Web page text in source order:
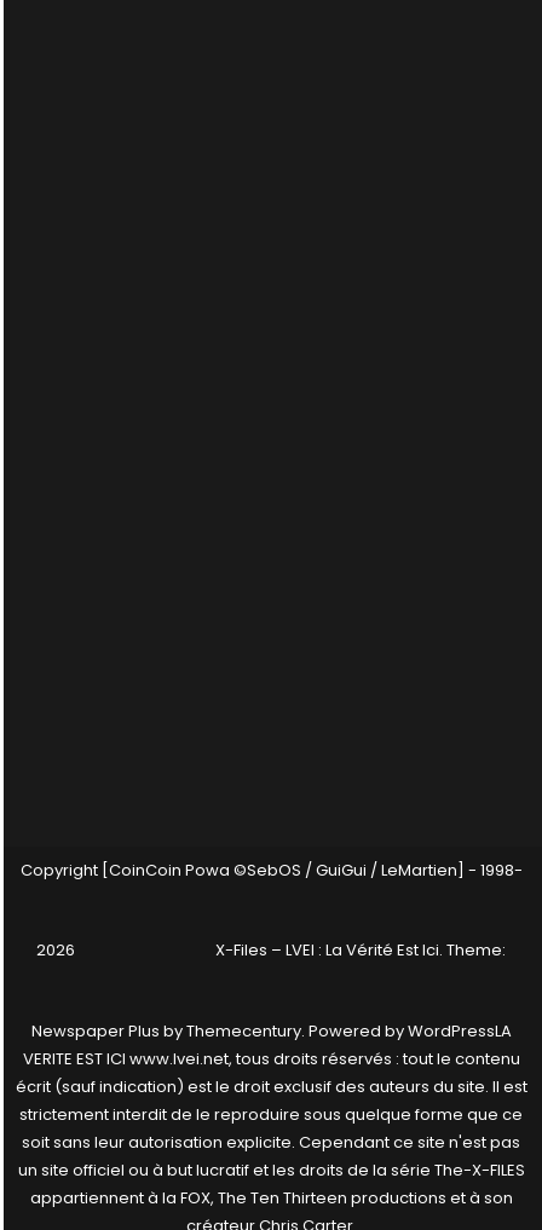
Copyright [CoinCoin Powa ©SebOS / GuiGui / LeMartien] - 1998-
2026 X-Files – LVEI : La Vérité Est Ici. Theme:
Newspaper Plus byThemecentury. Powered byWordPressLA
VERITE EST ICI www.lvei.net, tous droits réservés : tout le contenu
écrit (sauf indication) est le droit exclusif des auteurs du site. Il est
strictement interdit de le reproduire sous quelque forme que ce
soit sans leur autorisation explicite. Cependant ce site n'est pas
un site officiel ou à but lucratif et les droits de la série The-X-FILES
appartiennent à la FOX, The Ten Thirteen productions et à son